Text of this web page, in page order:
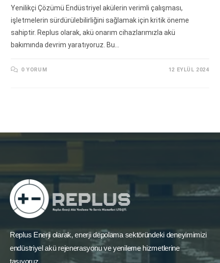
Yenilikçi Çözümü Endüstriyel akülerin verimli çalışması,
işletmelerin sürdürülebilirliğini sağlamak için kritik öneme
sahiptir. Replus olarak, akü onarım cihazlarımızla akü
bakımında devrim yaratıyoruz. Bu…
0 YORUM 12 EYLÜL 2024
Replus Enerji olarak, enerji depolama sektöründeki deneyimimizi
endüstriyel akü rejenerasyonu ve yenileme hizmetlerine
taşıyoruz.